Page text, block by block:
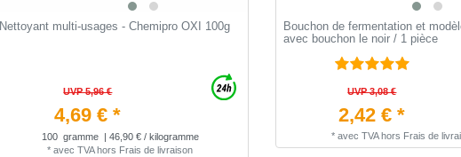
Nettoyant multi-usages - Chemipro OXI 100g
UVP 5,96 €
4,69 € *
100 gramme
| 46,90 € / kilogramme
* avec TVAhors Frais de livraison
Bouchon de fermentation et
avec bouchon le noir / 1 pièce
UVP 3,08 €
2,42 € *
* avec TVAhors Frais de